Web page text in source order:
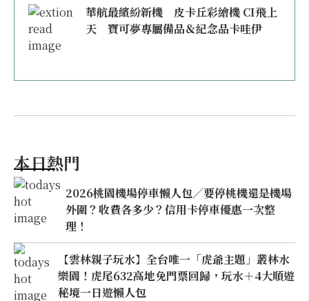
華航最繽紛新機 皮卡丘彩繪機 CI飛上
天 寶可夢專屬備品＆紀念品卡哇伊
本日熱門
2026桃園機場停車懶人包／要停桃機還是機場
外圍？收費各多少？信用卡停車優惠一次整
理！
【雲林親子玩水】全台唯一「虎爺主題」叢林水
樂園！虎尾632高地免門票回歸，玩水＋4大順遊
秘境一日遊懶人包